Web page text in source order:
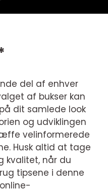
del af enhver
af bukser kan
dit samlede look
og udviklingen
velinformerede
Husk altid at tage
kvalitet, når du
tipsene i denne